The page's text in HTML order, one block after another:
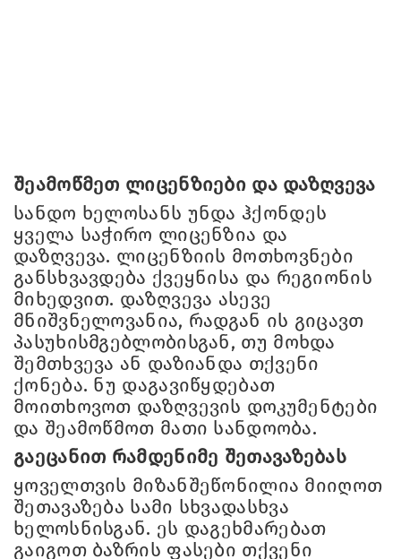
შეამოწმეთ ლიცენზიები და დაზღვევა
სანდო ხელოსანს უნდა ჰქონდეს
ყველა საჭირო ლიცენზია და
დაზღვევა. ლიცენზიის მოთხოვნები
განსხვავდება ქვეყნისა და რეგიონის
მიხედვით. დაზღვევა ასევე
მნიშვნელოვანია, რადგან ის გიცავთ
პასუხისმგებლობისგან, თუ მოხდა
შემთხვევა ან დაზიანდა თქვენი
ქონება. ნუ დაგავიწყდებათ
მოითხოვოთ დაზღვევის დოკუმენტები
და შეამოწმოთ მათი სანდოობა.
გაეცანით რამდენიმე შეთავაზებას
ყოველთვის მიზანშეწონილია მიიღოთ
შეთავაზება სამი სხვადასხვა
ხელოსნისგან. ეს დაგეხმარებათ
გაიგოთ ბაზრის ფასები თქვენი